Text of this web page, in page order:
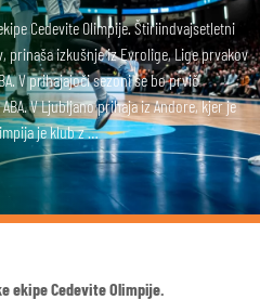
Cedevite Olimpije. Štiriindvajsetletni
izkušnje iz Evrolige, Lige prvakov
V prihajajoči sezoni se bo prvič
V Ljubljano prihaja iz Andore, kjer je
je klub z …
ekipe Cedevite Olimpije.